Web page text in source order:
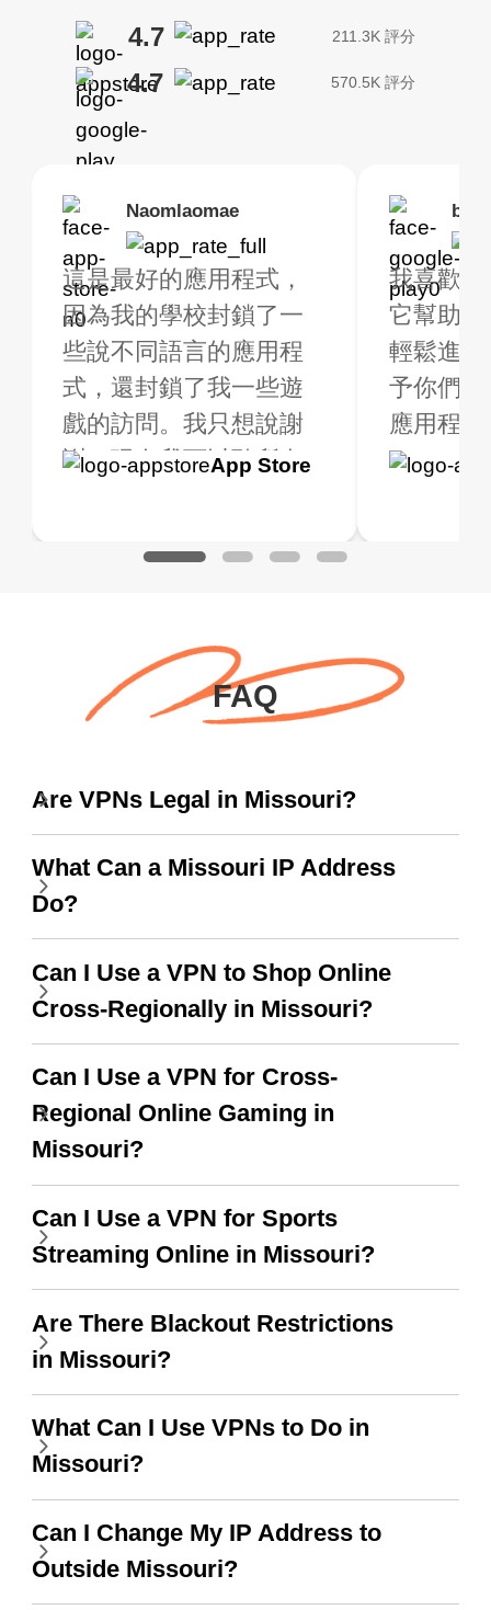
4.7 211.3K 評分
4.7 570.5K 評分
Naomlaomae
這是最好的應用程式，
因為我的學校封鎖了一
些說不同語言的應用程
式，還封鎖了我一些遊
戲的訪問。我只想說謝
謝，現在我可以聽所有
道 VPN 是什麼，但我認
在我使用它，我對這個
應用程式的好處感到驚
訝，即使有廣告，我知
人的 VPN，老實說，你
應該放更多廣告來給我
們更大的範圍和更快的
WiFi，但老實說，當我
很快了，我只想說謝
謝，繼續努力。
App Store
我喜歡
它幫助
輕鬆進
予你們
應用程
Kirtisha Samant
最好的免費 VPN。我不
是常規 VPN 用戶，但當
我旅行時，我確實需要
一個不僅免費（因為我
只在有限的時間內使用
它），而且在連線時不
它可以隨處連線，而且
網路可供切換。毫無疑
問，是我最喜歡的。最
好的部分是，自從我使
目前為止還沒看到任何
廣告。滿分 10/10。
Google
我已經
大約2週
是一個
用程式
用，我
到高級
Brias
VPN 真的很棒！
多免費的地點可供
。我購買了高級版
得額外的福利，非
得。我測試了應用
以確保它能正常運
地的 IP 地址，並進
搜索，確實顯示我
Google
Foutrrrrrr
強烈推薦，因為我
線快速穩定。
App
FAQ
Are VPNs Legal in Missouri?
What Can a Missouri IP Address
Do?
Can I Use a VPN to Shop Online
Cross-Regionally in Missouri?
Can I Use a VPN for Cross-
Regional Online Gaming in
Missouri?
Can I Use a VPN for Sports
Streaming Online in Missouri?
Are There Blackout Restrictions
in Missouri?
What Can I Use VPNs to Do in
Missouri?
Can I Change My IP Address to
Outside Missouri?